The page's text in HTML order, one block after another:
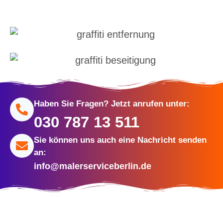
Haben Sie Fragen? Jetzt anrufen unter:
030 787 13 511
Sie können uns auch eine Nachricht senden
an:
info@malerserviceberlin.de